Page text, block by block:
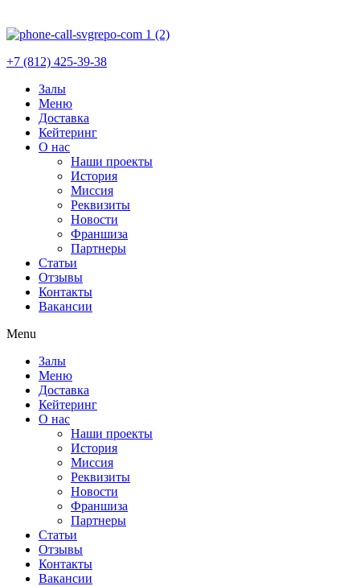
+7 (812) 425-39-38
Залы
Меню
Доставка
Кейтеринг
О нас
Наши проекты
История
Миссия
Реквизиты
Новости
Франшиза
Партнеры
Статьи
Отзывы
Контакты
Вакансии
Menu
Залы
Меню
Доставка
Кейтеринг
О нас
Наши проекты
История
Миссия
Реквизиты
Новости
Франшиза
Партнеры
Статьи
Отзывы
Контакты
Вакансии